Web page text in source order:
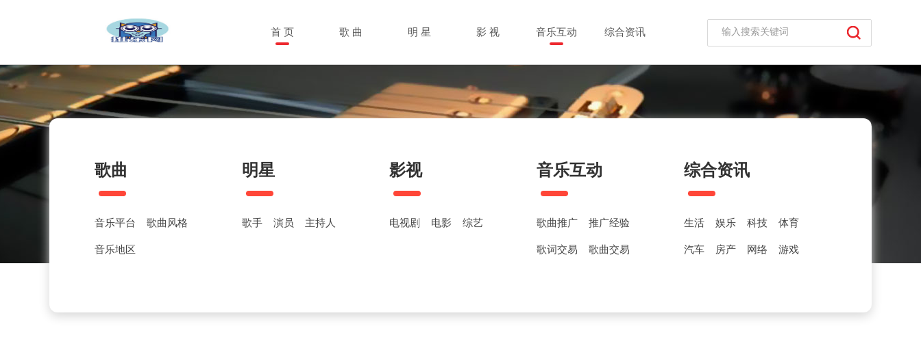
首 页 歌 曲 明 星 影 视 音乐互动 综合资讯
歌曲
音乐平台 歌曲风格
音乐地区
明星
歌手 演员 主持人
影视
电视剧 电影 综艺
音乐互动
歌曲推广 推广经验
歌词交易 歌曲交易
综合资讯
生活 娱乐 科技 体育
汽车 房产 网络 游戏